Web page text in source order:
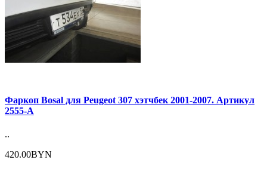
Фаркоп Bosal для Peugeot 307 хэтчбек 2001-2007. Артикул
2555-A
..
420.00BYN